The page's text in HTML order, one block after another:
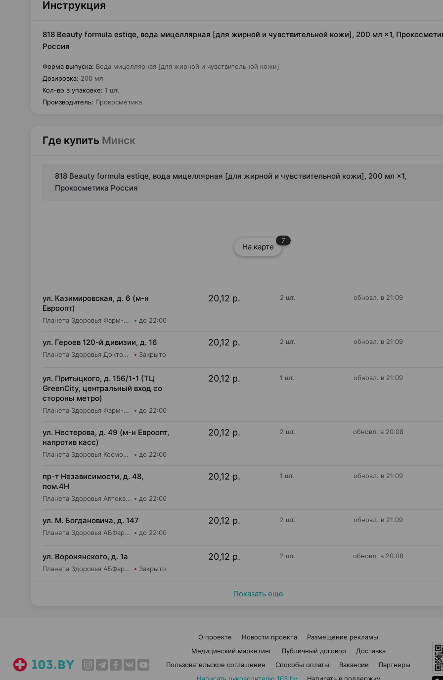
Инструкция
818 Beauty formula estiqe, вода мицеллярная [для жирной и чувствительной кожи], 200 мл ×1,
Россия
Форма выпуска: Вода мицеллярная [для жирной и чувствительной кожи]
Дозировка: 200 мл
Кол-во в упаковке: 1 шт.
Производитель: Прокосметика
Где купить Минск
818 Beauty formula estiqe, вода мицеллярная [для жирной и чувствительной кожи], 200 мл ×1,
Прокосметика Россия
На карте
7
ул. Казимировская, д. 6 (м-н
Евроопт)
Планета Здоровья Фарм-Продукт ОДО Аптека №7 до 22:00
20,12 р. 2 шт. обновл. в 21:09
ул. Героев 120-й дивизии, д. 16
Планета Здоровья Доктор Таир ООО Аптека №2 Закрыто
20,12 р. 2 шт. обновл. в 21:09
ул. Притыцкого, д. 156/1-1 (ТЦ
GreenCity, центральный вход со
стороны метро)
Планета Здоровья Фарм-Продукт ОДО Аптека №23 до 22:00
20,12 р. 1 шт. обновл. в 21:09
ул. Нестерова, д. 49 (м-н Евроопт,
напротив касс)
Планета Здоровья КосмоФарма ООО Аптека №5 до 22:00
20,12 р. 2 шт. обновл. в 20:08
пр-т Независимости, д. 48,
пом.4Н
Планета Здоровья Аптека №28 ООО Аптека №1 до 22:00
20,12 р. 1 шт. обновл. в 21:09
ул. М. Богдановича, д. 147
Планета Здоровья АБФармация ИООО Косметический магазин №4 до 22:00
20,12 р. 2 шт. обновл. в 21:09
ул. Воронянского, д. 1а
Планета Здоровья АБФармация ИООО Аптека №15 Закрыто
20,12 р. 2 шт. обновл. в 20:08
Показать еще
О проекте Новости проекта
Размещение рекламы
Медицинский маркетинг
Публичный договор
Доставка
Пользовательское соглашение
Способы оплаты Вакансии
Партнеры